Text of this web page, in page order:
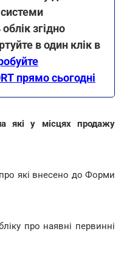
згідно
в один клік в
прямо сьогодні
які у місцях продажу
які внесено до Форми
про наявні первинні